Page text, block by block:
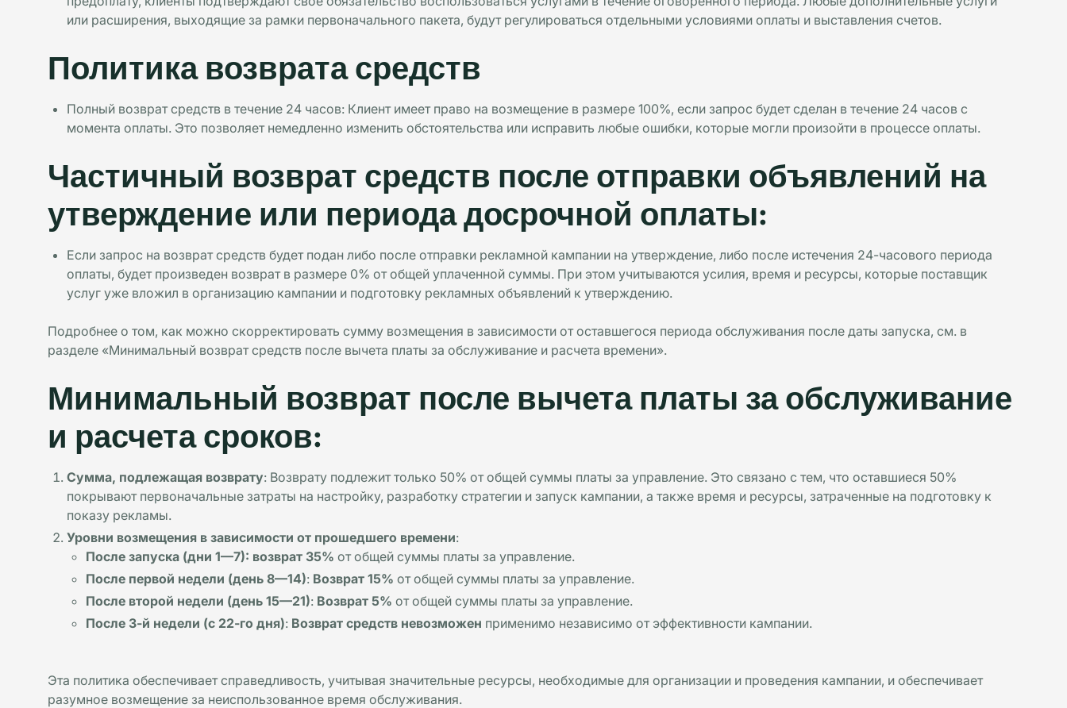
или расширения, выходящие за рамки первоначального пакета, будут регулироваться отдельными условиями оплаты и выставления счетов.
Политика возврата средств
Полный возврат средств в течение 24 часов: Клиент имеет право на возмещение в размере 100%, если запрос будет сделан в течение 24 часов с
момента оплаты. Это позволяет немедленно изменить обстоятельства или исправить любые ошибки, которые могли произойти в процессе оплаты.
Частичный возврат средств после отправки объявлений на
утверждение или периода досрочной оплаты:
Если запрос на возврат средств будет подан либо после отправки рекламной кампании на утверждение, либо после истечения 24-часового периода
оплаты, будет произведен возврат в размере 0% от общей уплаченной суммы. При этом учитываются усилия, время и ресурсы, которые поставщик
услуг уже вложил в организацию кампании и подготовку рекламных объявлений к утверждению.
Подробнее о том, как можно скорректировать сумму возмещения в зависимости от оставшегося периода обслуживания после даты запуска, см. в
разделе «Минимальный возврат средств после вычета платы за обслуживание и расчета времени».
Минимальный возврат после вычета платы за обслуживание
и расчета сроков:
Сумма, подлежащая возврату: Возврату подлежит только 50% от общей суммы платы за управление. Это связано с тем, что оставшиеся 50%
покрывают первоначальные затраты на настройку, разработку стратегии и запуск кампании, а также время и ресурсы, затраченные на подготовку к
показу рекламы.
Уровни возмещения в зависимости от прошедшего времени:
После запуска (дни 1—7): возврат 35% от общей суммы платы за управление.
После первой недели (день 8—14): Возврат 15% от общей суммы платы за управление.
После второй недели (день 15—21): Возврат 5% от общей суммы платы за управление.
После 3-й недели (с 22-го дня): Возврат средств невозможен применимо независимо от эффективности кампании.
Эта политика обеспечивает справедливость, учитывая значительные ресурсы, необходимые для организации и проведения кампании, и обеспечивает
разумное возмещение за неиспользованное время обслуживания.